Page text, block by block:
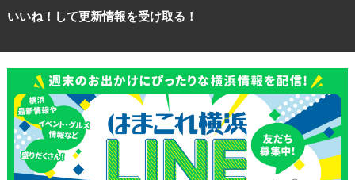
いいね！して更新情報を受け取る！